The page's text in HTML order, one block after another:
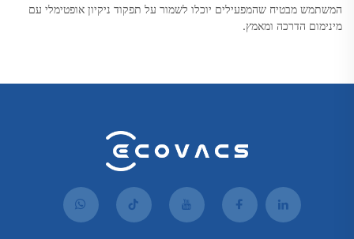
המשתמש מבטיח שהמפעילים יוכלו לשמור על תפקוד ניקיון אופטימלי עם
מינימום הדרכה ומאמץ.